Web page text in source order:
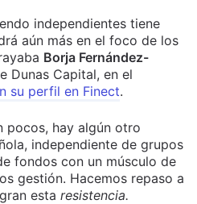
independientes tiene
aún más en el foco de los
Borja Fernández-
Dunas Capital, en el
su perfil en Finect.
pocos, hay algún otro
independiente de grupos
fondos con un músculo de
gestión. Hacemos repaso a
esta resistencia.